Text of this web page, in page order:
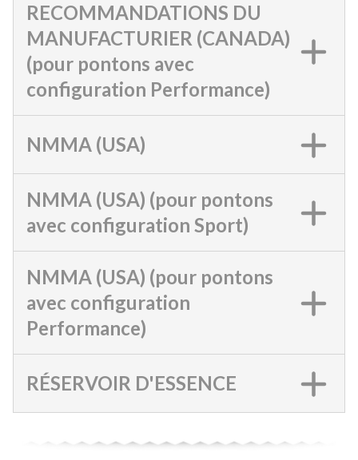
RECOMMANDATIONS DU
MANUFACTURIER (CANADA)
(pour pontons avec
configuration Performance)
NMMA (USA)
NMMA (USA) (pour pontons
avec configuration Sport)
NMMA (USA) (pour pontons
avec configuration
Performance)
RÉSERVOIR D'ESSENCE